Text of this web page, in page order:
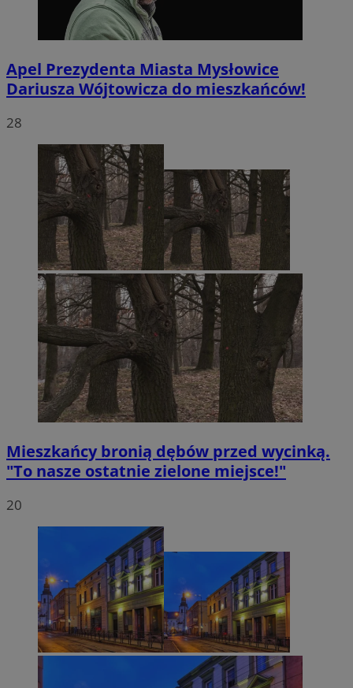
Apel Prezydenta Miasta Mysłowice
Dariusza Wójtowicza do mieszkańców!
28
Mieszkańcy bronią dębów przed wycinką.
"To nasze ostatnie zielone miejsce!"
20